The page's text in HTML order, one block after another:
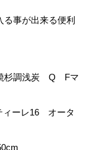
事が出来る便利
杉調浅炭 Q Fマ
ィーレ16 オータ